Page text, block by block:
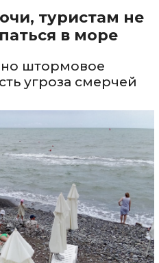
туристам не
в море
штормовое
угроза смерчей